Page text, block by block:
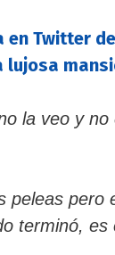
en Twitter
la veo y
peleas pero
terminó, es